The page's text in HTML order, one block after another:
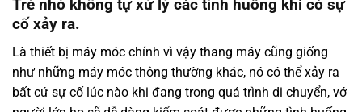
Trẻ nhỏ không tự xử lý các tình huống khi có sự
cố xảy ra.
Là thiết bị máy móc chính vì vậy thang máy cũng giống
như những máy móc thông thường khác, nó có thể xảy ra
bất cứ sự cố lúc nào khi đang trong quá trình di chuyển, vớ